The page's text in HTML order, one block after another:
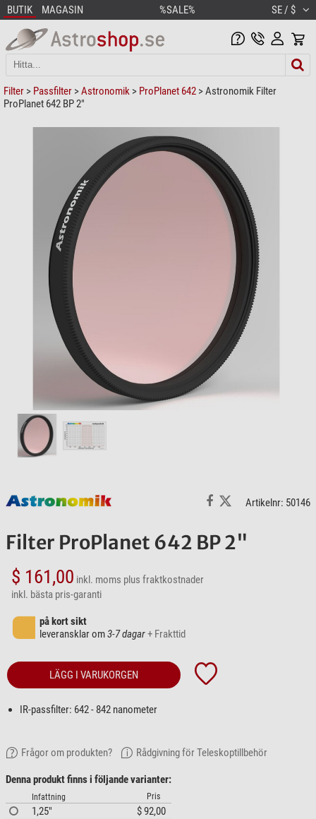
BUTIK MAGASIN %SALE% SE / $
Filter > Passfilter >Astronomik > ProPlanet 642 > Astronomik Filter
ProPlanet 642 BP 2"
Artikelnr: 50146
Filter ProPlanet 642 BP 2"
$ 161,00 inkl. moms plus fraktkostnader
inkl. bästa pris-garanti
på kort sikt
leveransklar om3-7 dagar+ Frakttid
LÄGG I VARUKORGEN
IR-passfilter: 642 - 842 nanometer
Frågor om produkten? Rådgivning för Teleskoptillbehör
Denna produkt finns i följande varianter:
Infattning Pris
1,25"
$ 92,00